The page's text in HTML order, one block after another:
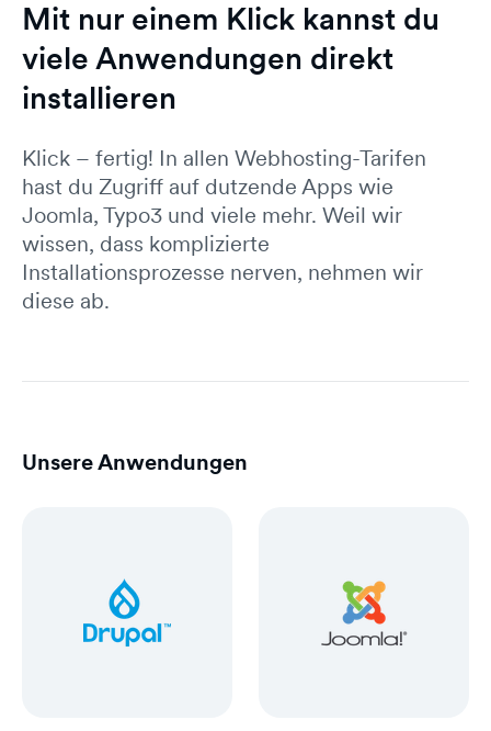
Mit nur einem Klick kannst du
viele Anwendungen direkt
installieren
Klick – fertig! In allen Webhosting-Tarifen
hast du Zugriff auf dutzende Apps wie
Joomla, Typo3 und viele mehr. Weil wir
wissen, dass komplizierte
Installationsprozesse nerven, nehmen wir
diese ab.
Unsere Anwendungen